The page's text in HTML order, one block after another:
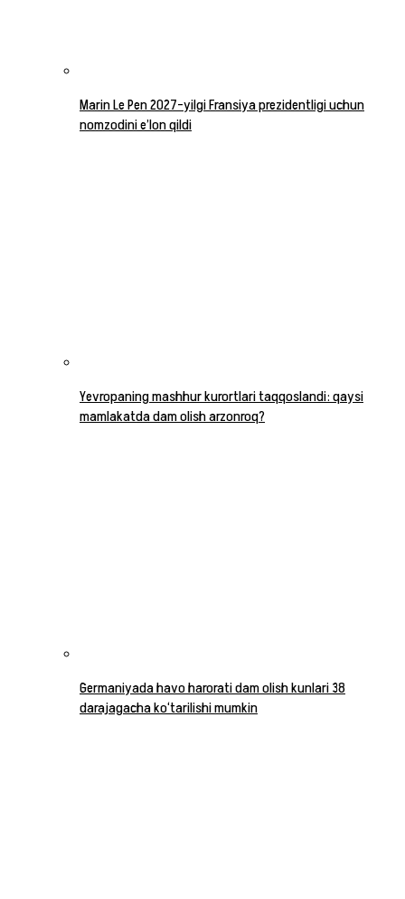
Marin Le Pen 2027-yilgi Fransiya prezidentligi uchun
nomzodini e’lon qildi
Yevropaning mashhur kurortlari taqqoslandi: qaysi
mamlakatda dam olish arzonroq?
Germaniyada havo harorati dam olish kunlari 38
darajagacha ko‘tarilishi mumkin